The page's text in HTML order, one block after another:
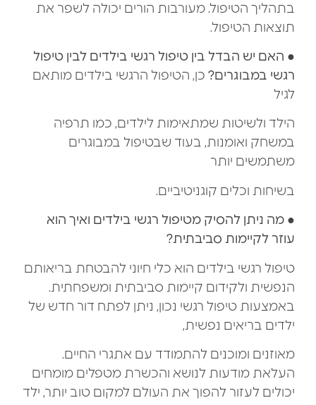
בתהליך הטיפול. מעורבות הורים יכולה לשפר את
תוצאות הטיפול.
● האם יש הבדל בין טיפול רגשי בילדים לבין טיפול
רגשי במבוגרים? כן, הטיפול הרגשי בילדים מותאם
לגיל
הילד ולשיטות שמתאימות לילדים, כמו תרפיה
במשחק ואומנות, בעוד שבטיפול במבוגרים
משתמשים יותר
בשיחות וכלים קוגניטיביים.
● מה ניתן להסיק מטיפול רגשי בילדים ואיך הוא
עוזר לקיימות סביבתית?
טיפול רגשי בילדים הוא כלי חיוני להבטחת בריאותם
הנפשית ולקידום קיימות סביבתית ומשפחתית.
באמצעות טיפול רגשי נכון, ניתן לפתח דור חדש של
ילדים בריאים נפשית,
מאוזנים ומוכנים להתמודד עם אתגרי החיים.
העלאת מודעות לנושא והכשרת מטפלים מומחים
יכולים לעזור להפוך את העולם למקום טוב יותר, ילד